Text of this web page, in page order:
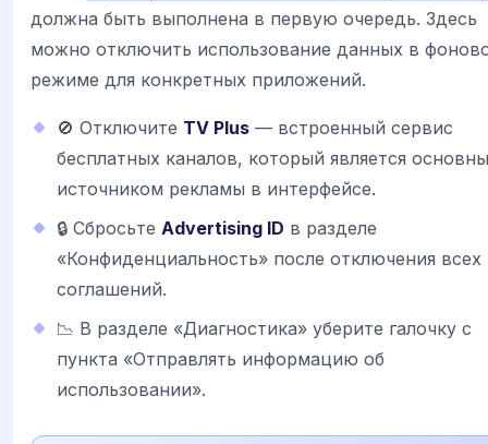
должна быть выполнена в первую очередь. Здесь
можно отключить использование данных в
режиме для конкретных приложений.
🚫 Отключите TV Plus — встроенный сервис
бесплатных каналов, который является
источником рекламы в интерфейсе.
🔒 Сбросьте Advertising ID в разделе
«Конфиденциальность» после отключения всех
соглашений.
📉 В разделе «Диагностика» уберите галочку с
пункта «Отправлять информацию об
использовании».